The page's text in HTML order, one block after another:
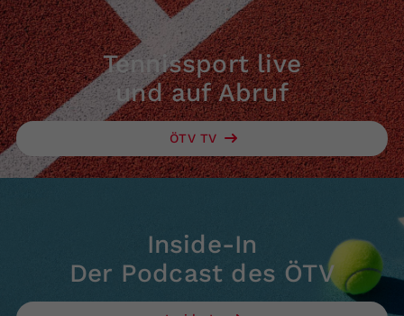
Tennissport live
und auf Abruf
ÖTV TV
Inside-In
Der Podcast des ÖTV